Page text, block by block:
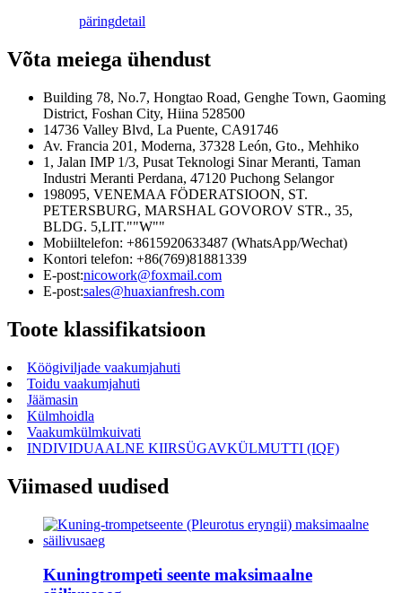
päringdetail
Võta meiega ühendust
Building 78, No.7, Hongtao Road, Genghe Town, Gaoming
District, Foshan City, Hiina 528500
14736 Valley Blvd, La Puente, CA91746
Av. Francia 201, Moderna, 37328 León, Gto., Mehhiko
1, Jalan IMP 1/3, Pusat Teknologi Sinar Meranti, Taman
Industri Meranti Perdana, 47120 Puchong Selangor
198095, VENEMAA FÖDERATSIOON, ST.
PETERSBURG, MARSHAL GOVOROV STR., 35,
BLDG. 5,LIT.""W""
Mobiiltelefon: +8615920633487 (WhatsApp/Wechat)
Kontori telefon: +86(769)81881339
E-post:nicowork@foxmail.com
E-post:sales@huaxianfresh.com
Toote klassifikatsioon
Köögiviljade vaakumjahuti
Toidu vaakumjahuti
Jäämasin
Külmhoidla
Vaakumkülmkuivati
INDIVIDUAALNE KIIRSÜGAVKÜLMUTTI (IQF)
Viimased uudised
Kuningtrompeti seente maksimaalne